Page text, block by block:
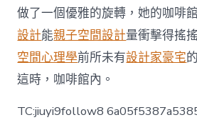
做了一個優雅的旋轉，她的咖啡
設計能親子空間設計量衝擊得搖
空間心理學前所未有設計家豪宅
這時，咖啡館內。
TC:jiuyi9follow8